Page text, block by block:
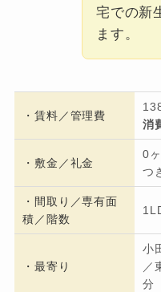
宅での新
ます。
・賃料／管理費
消
・ 敷金／礼金
0
つ
・間取り／専有面
積／階数
・最寄り
小
／
分